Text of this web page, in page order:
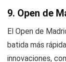
9. Open de
El Open de
batida más
innovaciones,